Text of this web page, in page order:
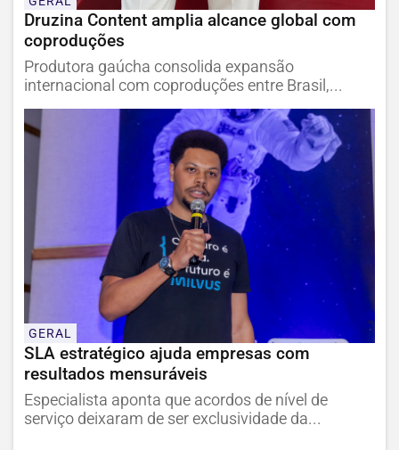
Druzina Content amplia alcance global com
coproduções
Produtora gaúcha consolida expansão
internacional com coproduções entre Brasil,...
GERAL
SLA estratégico ajuda empresas com
resultados mensuráveis
Especialista aponta que acordos de nível de
serviço deixaram de ser exclusividade da...